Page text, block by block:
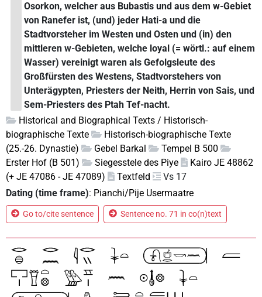
Osorkon, welcher aus Bubastis und aus dem w-Gebiet
von Ranefer ist, (und) jeder Hati-a und die
Stadtvorsteher im Westen und Osten und (in) den
mittleren w-Gebieten, welche loyal (= wörtl.: auf einem
Wasser) vereinigt waren als Gefolgsleute des
Großfürsten des Westens, Stadtvorstehers von
Unterägypten, Priesters der Neith, Herrin von Sais, und
Sem-Priesters des Ptah Tef-nacht.
Historical and Biographical Texts / Historisch-
biographische Texte
Historisch-biographische Texte
(25.-26. Dynastie)
Gebel Barkal
Tempel B 500
Erster Hof (B 501)
Siegesstele des Piye
Kairo JE 48862
(+ JE 47086 - JE 47089)
Textfeld
Vs 17
Dating (time frame): Pianchi/Pije Usermaatre
Go to/cite sentence Sentence no. 71 in co(n)text